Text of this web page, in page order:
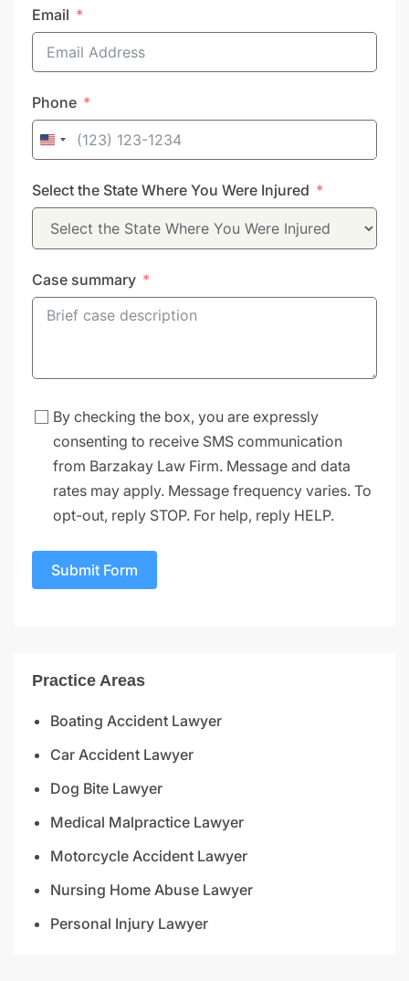
Email
Phone
United
+1
Select the State Where You Were Injured
Case summary
By checking the box, you are expressly
consenting to receive SMS communication
from Barzakay Law Firm. Message and data
rates may apply. Message frequency varies. To
opt-out, reply STOP. For help, reply HELP.
Submit Form
Practice Areas
Boating Accident Lawyer
Car Accident Lawyer
Dog Bite Lawyer
Medical Malpractice Lawyer
Motorcycle Accident Lawyer
Nursing Home Abuse Lawyer
Personal Injury Lawyer